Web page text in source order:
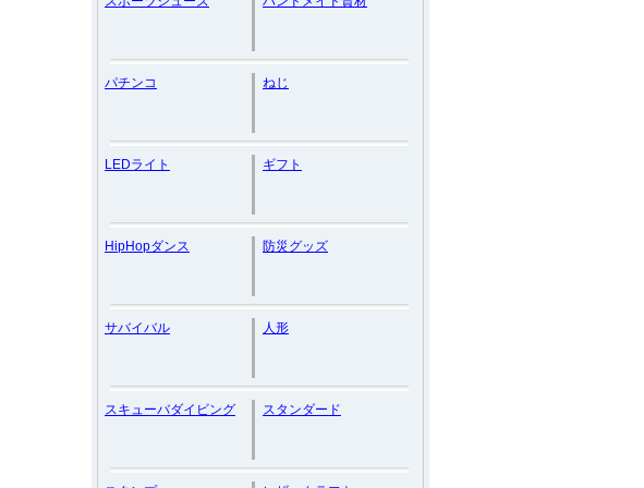
パチンコ ねじ
LEDライト ギフト
HipHopダンス 防災グッズ
サバイバル 人形
スキューバダイビング スタンダード